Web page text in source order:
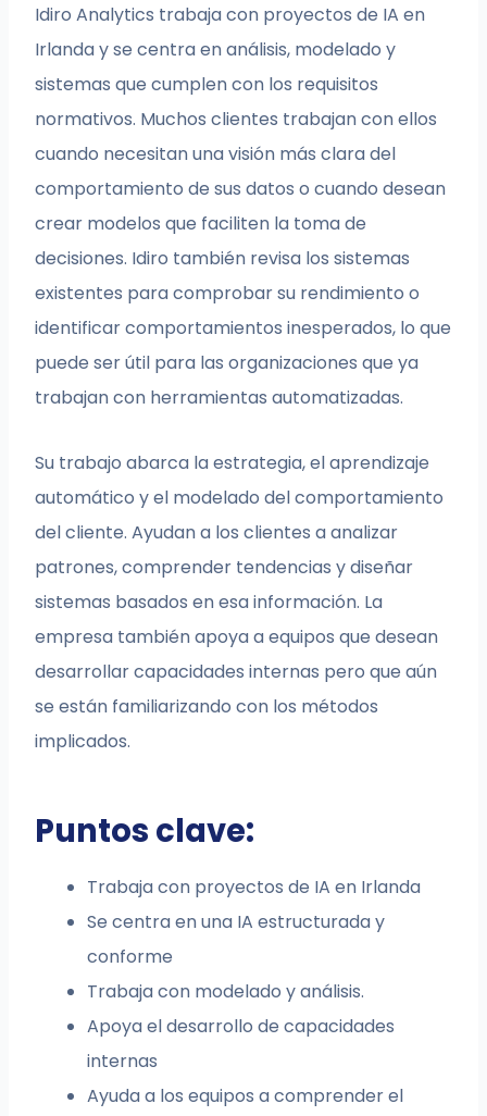
Idiro Analytics trabaja con proyectos de IA en
Irlanda y se centra en análisis, modelado y
sistemas que cumplen con los requisitos
normativos. Muchos clientes trabajan con ellos
cuando necesitan una visión más clara del
comportamiento de sus datos o cuando desean
crear modelos que faciliten la toma de
decisiones. Idiro también revisa los sistemas
existentes para comprobar su rendimiento o
identificar comportamientos inesperados, lo que
puede ser útil para las organizaciones que ya
trabajan con herramientas automatizadas.
Su trabajo abarca la estrategia, el aprendizaje
automático y el modelado del comportamiento
del cliente. Ayudan a los clientes a analizar
patrones, comprender tendencias y diseñar
sistemas basados en esa información. La
empresa también apoya a equipos que desean
desarrollar capacidades internas pero que aún
se están familiarizando con los métodos
implicados.
Puntos clave:
Trabaja con proyectos de IA en Irlanda
Se centra en una IA estructurada y
conforme
Trabaja con modelado y análisis.
Apoya el desarrollo de capacidades
internas
Ayuda a los equipos a comprender el